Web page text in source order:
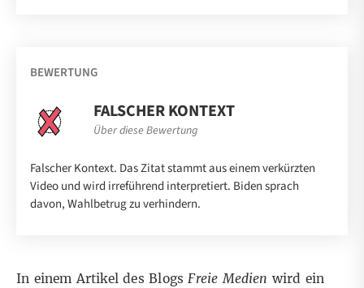
BEWERTUNG
FALSCHER KONTEXT
Über diese Bewertung
Falscher Kontext. Das Zitat stammt aus einem verkürzten
Video und wird irreführend interpretiert. Biden sprach
davon, Wahlbetrug zu verhindern.
In einem Artikel des BlogsFreie Medien wird ein